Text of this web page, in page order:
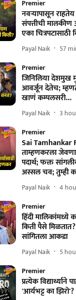
Premier
नवऱ्यापासून
संपत्तीची
एका
Payal Naik 57
Premier
जिनिलिया देशमुख
आवर्जून देतेच;
खाणं कम्पलसरी...
Payal Naik 3
Premier
Sai Tamhankar
ताम्हणकरला
पदार्थ; फक्त
अस्सल चव; तुम्ही
Payal Naik 4
Premier
हिंदी मालिकांमध्ये
किती पैसे
सांगितला आकडा
Payal Naik 5
Premier
प्रत्येक
'आर्यभट्ट का